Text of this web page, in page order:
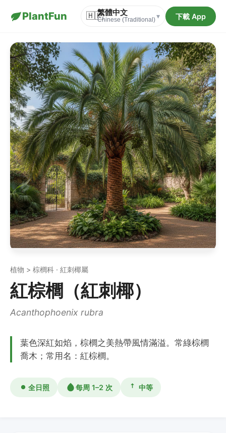
PlantFun 🇭🇰繁體中文
Chinese (Traditional)▾ 下載 App
植物 > 棕櫚科 · 紅刺椰屬
紅棕櫚（紅刺椰）
Acanthophoenix rubra
葉色深紅如焰，棕櫚之美熱帶風情滿溢。常綠棕櫚
喬木；常用名：紅棕櫚。
全日照 每周 1–2 次 中等